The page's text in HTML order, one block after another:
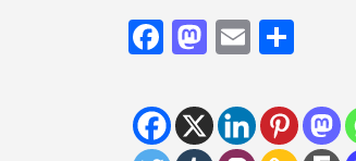
Facebook
Mastodon
Email